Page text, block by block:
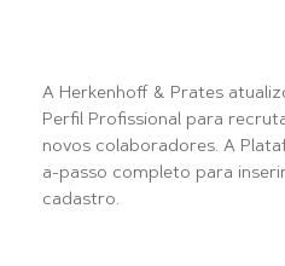
A Herkenhoff & Prates
Perfil Profissional para
novos colaboradores. A
a-passo completo para
cadastro.